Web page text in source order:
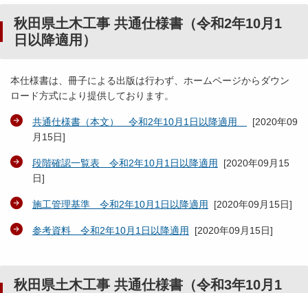
秋田県土木工事 共通仕様書（令和2年10月1
日以降適用）
本仕様書は、冊子による出版は行わず、ホームページからダウン
ロード方式により提供しております。
共通仕様書（本文） 令和2年10月1日以降適用 [2020年09
月15日]
段階確認一覧表 令和2年10月1日以降適用 [2020年09月15
日]
施工管理基準 令和2年10月1日以降適用 [2020年09月15日]
参考資料 令和2年10月1日以降適用 [2020年09月15日]
秋田県土木工事 共通仕様書（令和3年10月1